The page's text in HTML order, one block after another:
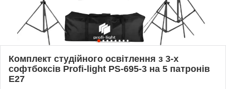
Комплект студійного освітлення з 3-х
софтбоксів Profi-light PS-695-3 на 5 патронів
E27